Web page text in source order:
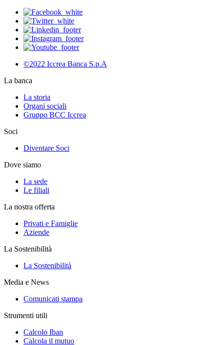
©2022 Iccrea Banca S.p.A
La banca
La storia
Organi sociali
Gruppo BCC Iccrea
Soci
Diventare Soci
Dove siamo
La sede
Le filiali
La nostra offerta
Privati e Famiglie
Aziende
La Sostenibilità
La Sostenibilità
Media e News
Comunicati stampa
Strumenti utili
Calcolo Iban
Calcola il mutuo